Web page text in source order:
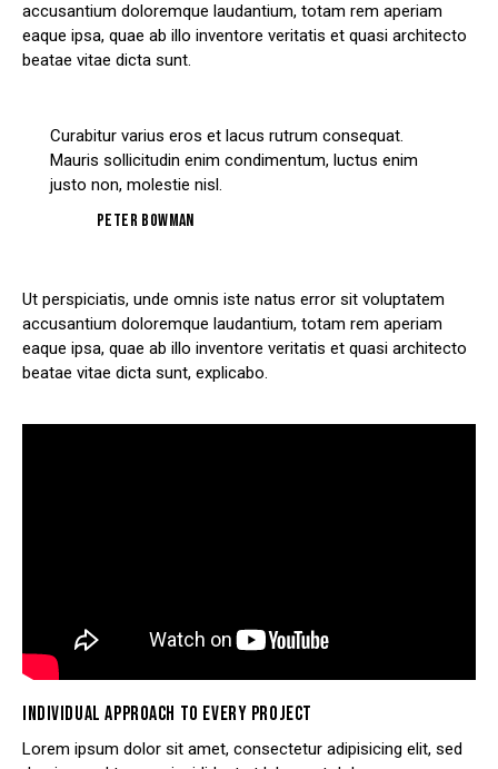
accusantium doloremque laudantium, totam rem aperiam
eaque ipsa, quae ab illo inventore veritatis et quasi architecto
beatae vitae dicta sunt.
Curabitur varius eros et lacus rutrum consequat.
Mauris sollicitudin enim condimentum, luctus enim
justo non, molestie nisl.
Peter Bowman
Ut perspiciatis, unde omnis iste natus error sit voluptatem
accusantium doloremque laudantium, totam rem aperiam
eaque ipsa, quae ab illo inventore veritatis et quasi architecto
beatae vitae dicta sunt, explicabo.
INDIVIDUAL APPROACH TO EVERY PROJECT
Lorem ipsum dolor sit amet, consectetur adipisicing elit, sed